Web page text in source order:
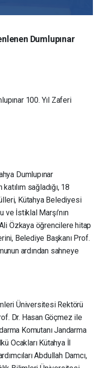
Dumlupınar
100. Yıl Zaferi
Dumlupınar
sağladığı, 18
Kütahya Belediyesi
İstiklal Marşı’nın
Özkaya öğrencilere hitap
Belediye Başkanı Prof.
ardından sahneye
Üniversitesi Rektörü
Dr. Hasan Göçmez ile
Komutanı Jandarma
Ocakları Kütahya İl
Abdullah Damcı,